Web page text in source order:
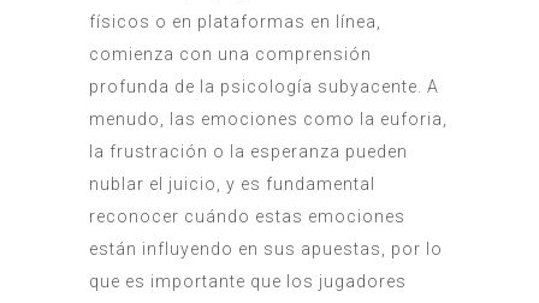
físicos o en plataformas en línea,
comienza con una comprensión
profunda de la psicología subyacente. A
menudo, las emociones como la euforia,
la frustración o la esperanza pueden
nublar el juicio, y es fundamental
reconocer cuándo estas emociones
están influyendo en sus apuestas, por lo
que es importante que los jugadores